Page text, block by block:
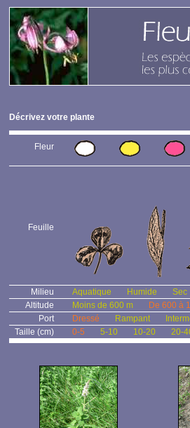
Décrivez votre plante
Fleur
Feuille
Milieu Aquatique Humide
Sec
Altitude
Moins de 600 m
De 600 à
Port
Dressé Rampant
Taille (cm)
0-5 5-10 10-20 20-